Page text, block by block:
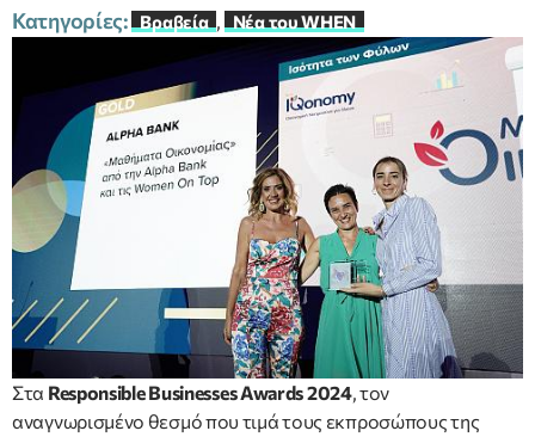
Κατηγορίες: Βραβεία , Νέα του WHEN
Στα Responsible Businesses Awards 2024, τον
αναγνωρισμένο θεσμό που τιμά τους εκπροσώπους της